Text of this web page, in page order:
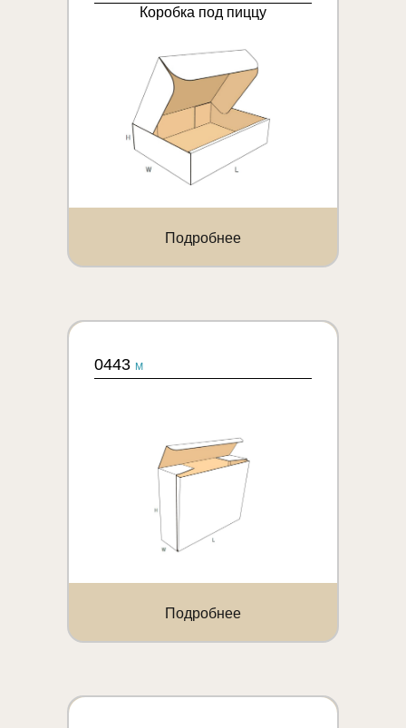
Коробка под пиццу
Подробнее
0443 M
Подробнее